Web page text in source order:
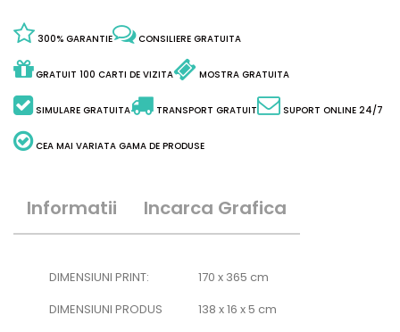
300% GARANTIE CONSILIERE GRATUITA
GRATUIT 100 CARTI DE VIZITA MOSTRA GRATUITA
SIMULARE GRATUITA TRANSPORT GRATUIT SUPORT ONLINE 24/7
CEA MAI VARIATA GAMA DE PRODUSE
Informatii Incarca Grafica
DIMENSIUNI PRINT:
170 x 365 cm
DIMENSIUNI PRODUS
138 x 16 x 5 cm